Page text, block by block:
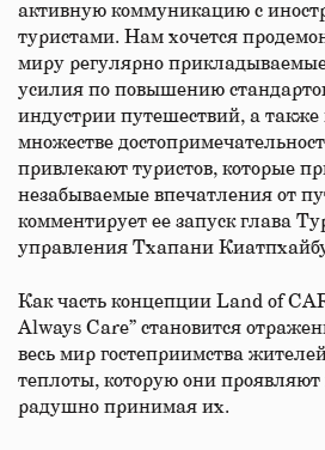
активную коммуникацию с
туристами. Нам хочется
миру регулярно прикладываемые
усилия по повышению
индустрии путешествий, а
множестве
привлекают туристов, которые
незабываемые впечатления от
комментирует ее запуск глава
управления Тхапани
Как часть концепции Land of
Always Care” становится
весь мир гостеприимства
теплоты, которую они проявляют
радушно принимая их.